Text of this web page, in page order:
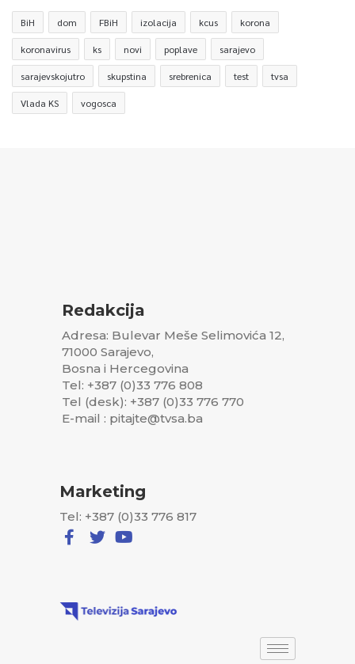
BiH dom FBiH izolacija kcus korona
koronavirus ks novi poplave sarajevo
sarajevskojutro skupstina srebrenica test tvsa
Vlada KS vogosca
Redakcija
Adresa: Bulevar Meše Selimovića 12,
71000 Sarajevo,
Bosna i Hercegovina
Tel: +387 (0)33 776 808
Tel (desk): +387 (0)33 776 770
E-mail : pitajte@tvsa.ba
Marketing
Tel: +387 (0)33 776 817